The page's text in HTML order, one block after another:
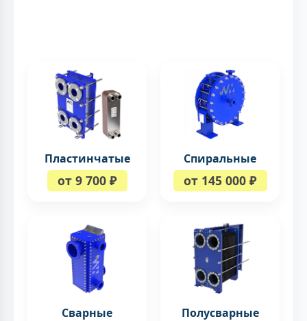
Пластинчатые
от 9 700 ₽
Спиральные
от 145 000 ₽
Сварные Полусварные